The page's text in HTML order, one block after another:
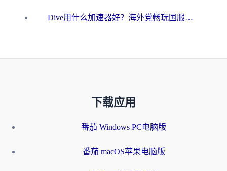
Dive用什么加速器好？海外党畅玩国服游戏的终极避坑指南
下载应用
番茄 Windows PC电脑版
番茄 macOS苹果电脑版